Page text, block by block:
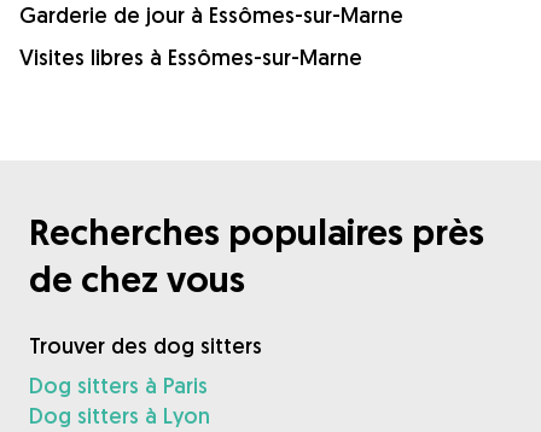
Garderie de jour à Essômes-sur-Marne
Visites libres à Essômes-sur-Marne
Recherches populaires près
de chez vous
Trouver des dog sitters
Dog sitters à Paris
Dog sitters à Lyon